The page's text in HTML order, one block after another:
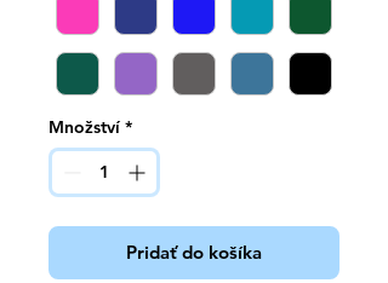
Množství *
Pridať do košíka